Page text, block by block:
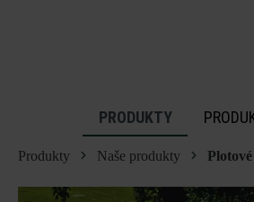
PRODUKTY
Produkty Naše produkty